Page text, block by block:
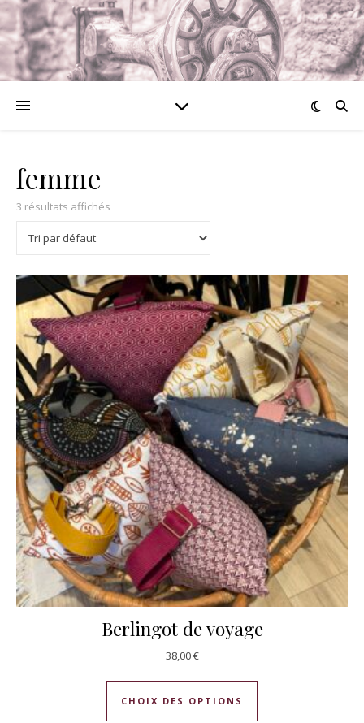
femme
3 résultats affichés
Berlingot de voyage
38,00€
CHOIX DES OPTIONS
Ce produit a